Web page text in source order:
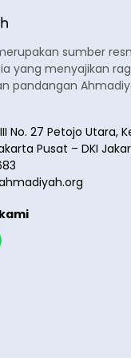
sumber
yang menyajikan
pandangan
No. 27 Petojo Utara,
Pusat – DKI